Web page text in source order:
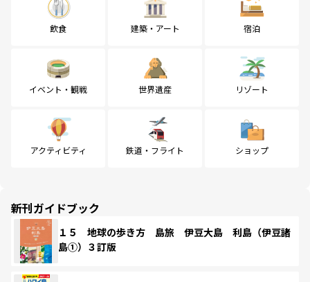
飲食 建築・アート 宿泊
イベント・観戦 世界遺産 リゾート
アクティビティ 鉄道・フライト ショップ
新刊ガイドブック
１５ 地球の歩き方 島旅 伊豆大島 利島（伊豆諸
島①）３訂版